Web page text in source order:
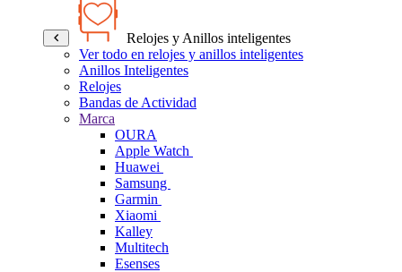
Relojes y Anillos inteligentes
Ver todo en relojes y anillos inteligentes
Anillos Inteligentes
Relojes
Bandas de Actividad
Marca
OURA
Apple Watch
Huawei
Samsung
Garmin
Xiaomi
Kalley
Multitech
Esenses